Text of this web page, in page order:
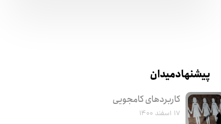
پیشنهاد میدان
کاربرد‌های کامجویی
۱۷ اسفند ۱۴۰۰